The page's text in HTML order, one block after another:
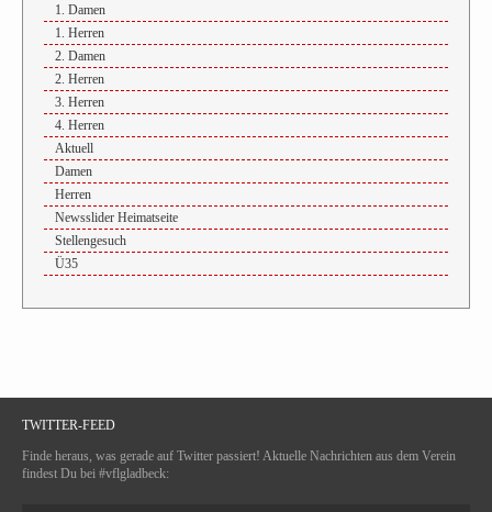
1. Damen
1. Herren
2. Damen
2. Herren
3. Herren
4. Herren
Aktuell
Damen
Herren
Newsslider Heimatseite
Stellengesuch
Ü35
TWITTER-FEED
Finde heraus, was gerade auf Twitter passiert! Aktuelle Nachrichten aus dem Verein
findest Du bei #vflgladbeck: